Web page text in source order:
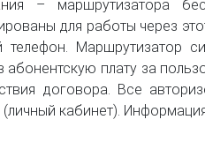
– маршрутизатора
для работы через
телефон. Маршрутизатор
абонентскую плату за
договора. Все
(личный кабинет).